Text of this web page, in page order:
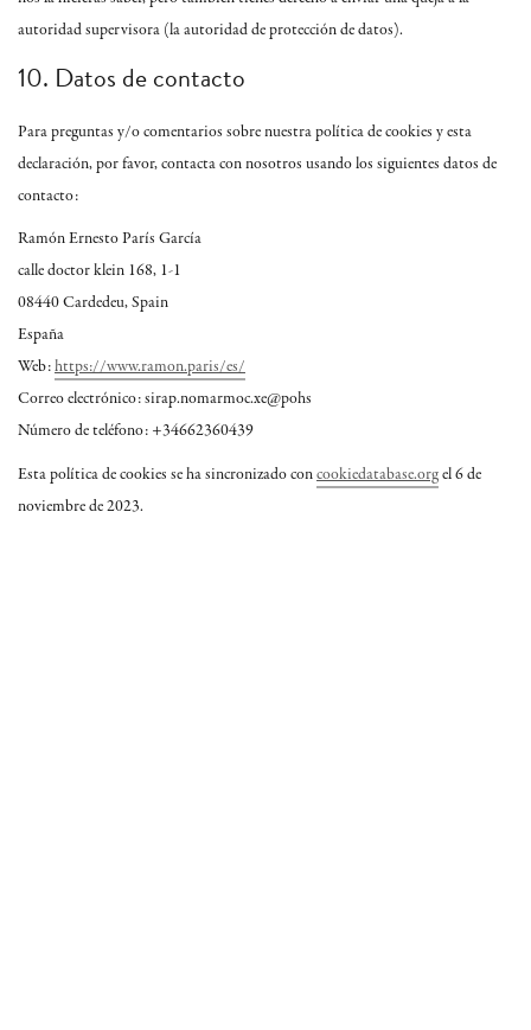
autoridad supervisora (la autoridad de protección de datos).
10. Datos de contacto
Para preguntas y/o comentarios sobre nuestra política de cookies y esta
declaración, por favor, contacta con nosotros usando los siguientes datos de
contacto:
Ramón Ernesto París García
calle doctor klein 168, 1-1
08440 Cardedeu, Spain
España
Web:https://www.ramon.paris/es/
Correo electrónico:
shop@
ex.com
ramon.paris
Número de teléfono: +34662360439
Esta política de cookies se ha sincronizado concookiedatabase.orgel 6 de
noviembre de 2023.